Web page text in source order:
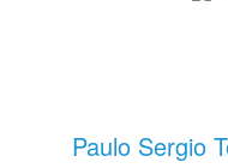
Paulo Sergio